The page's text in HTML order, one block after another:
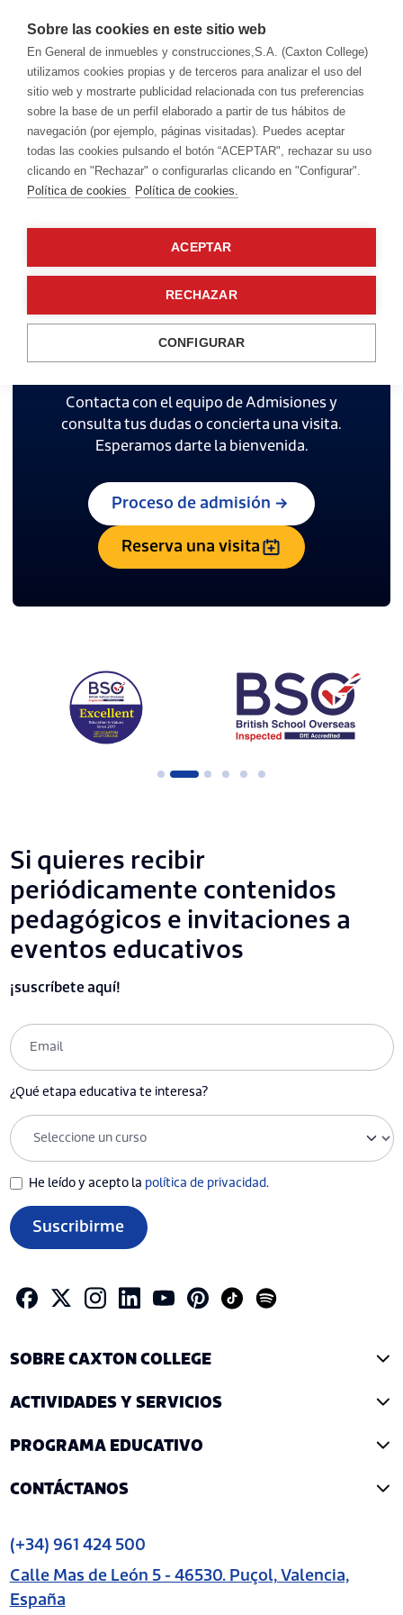
Colegio Nuestros estudiantes Old Caxtonians
¿Quieres unirte a nuestra
comunidad?
Contacta con el equipo de Admisiones y
consulta tus dudas o concierta una visita.
Esperamos darte la bienvenida.
Proceso de admisión
Reserva una visita
Si quieres recibir
periódicamente contenidos
pedagógicos e invitaciones a
eventos educativos
¡suscríbete aquí!
¿Qué etapa educativa te interesa?
He leído y acepto la política de privacidad.
Suscribirme
SOBRE CAXTON COLLEGE
ACTIVIDADES Y SERVICIOS
PROGRAMA EDUCATIVO
CONTÁCTANOS
(+34) 961 424 500
Calle Mas de León 5 - 46530. Puçol, Valencia,
España
Sobre las cookies en este sitio web
En General de inmuebles y construcciones,S.A. (Caxton College)
utilizamos cookies propias y de terceros para analizar el uso del
sitio web y mostrarte publicidad relacionada con tus preferencias
sobre la base de un perfil elaborado a partir de tus hábitos de
navegación (por ejemplo, páginas visitadas). Puedes aceptar
todas las cookies pulsando el botón “ACEPTAR", rechazar su uso
clicando en "Rechazar" o configurarlas clicando en "Configurar".
Política de cookies
Política de cookies.
ACEPTAR
RECHAZAR
CONFIGURAR